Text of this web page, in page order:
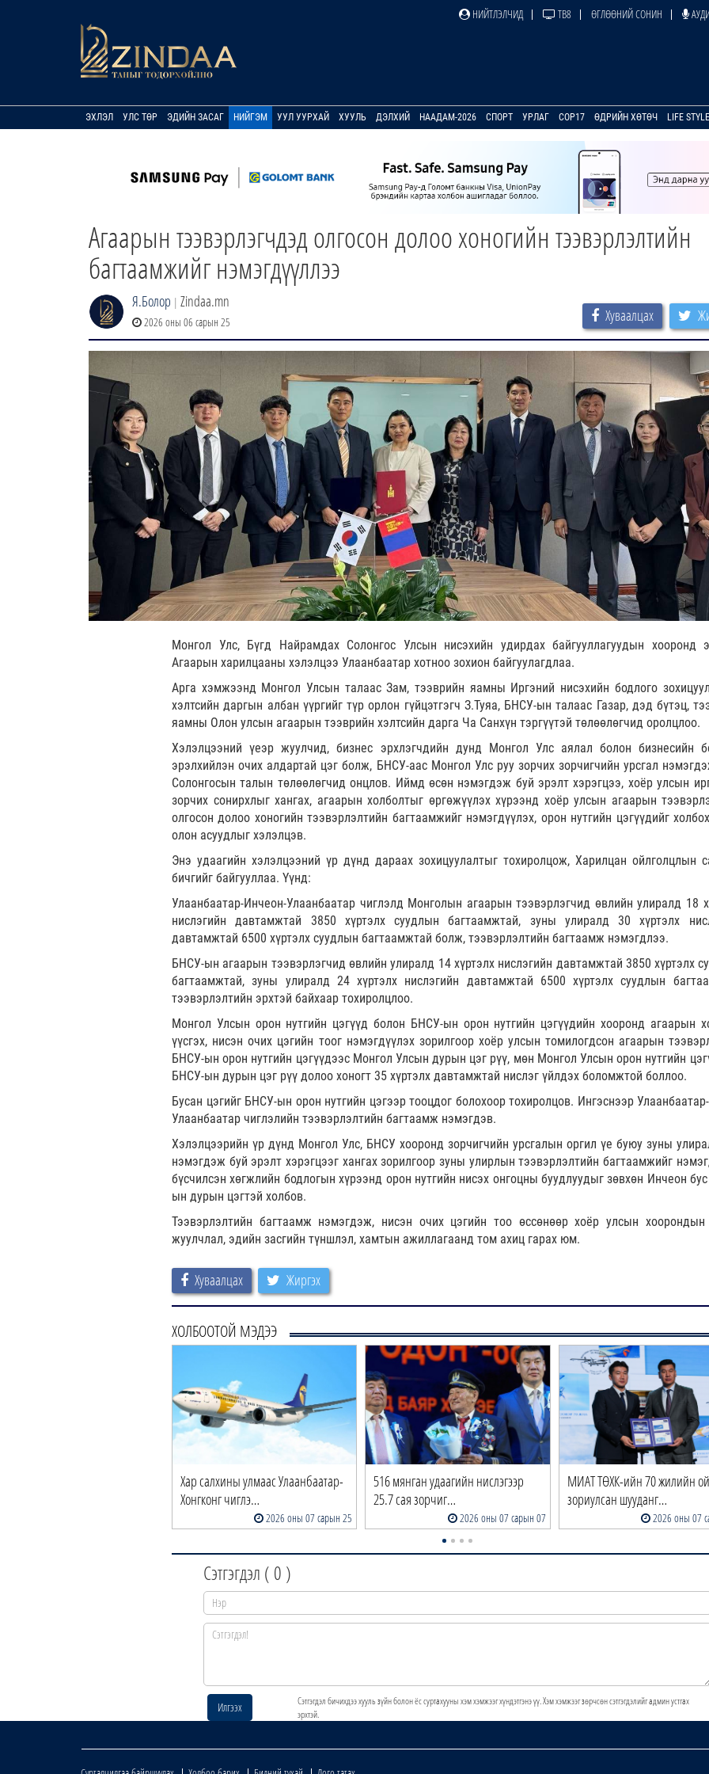
НИЙТЛЭЛЧИД ТВ8 ӨГЛӨӨНИЙ СОНИН
ЭХЛЭЛ УЛС ТӨР ЭДИЙН ЗАСАГ НИЙГЭМ УУЛ УУРХАЙ ХУУЛЬ ДЭЛХИЙ НААДАМ-2026 СПОРТ УРЛАГ COP17 ӨДРИЙН ХӨТӨЧ LIFE STYLE
Агаарын тээвэрлэгчдэд олгосон долоо хоногийн тээвэрлэлтийн
багтаамжийг нэмэгдүүллээ
Я.Болор | Zindaa.mn
2026 оны 06 сарын 25 Хуваалцах
Монгол Улс, Бүгд Найрамдах Солонгос Улсын нисэхийн удирдах байгууллагуудын хооронд
Агаарын харилцааны хэлэлцээ Улаанбаатар хотноо зохион байгуулагдлаа.
Арга хэмжээнд Монгол Улсын талаас Зам, тээврийн яамны Иргэний нисэхийн бодлого
хэлтсийн даргын албан үүргийг түр орлон гүйцэтгэгч З.Туяа, БНСУ-ын талаас Газар, дэд бүтэц,
яамны Олон улсын агаарын тээврийн хэлтсийн дарга Ча Санхүн тэргүүтэй төлөөлөгчид оролцлоо.
Хэлэлцээний үеэр жуулчид, бизнес эрхлэгчдийн дунд Монгол Улс аялал болон бизнесийн
эрэлхийлэн очих алдартай цэг болж, БНСУ-аас Монгол Улс руу зорчих зорчигчийн урсгал
Солонгосын талын төлөөлөгчид онцлов. Иймд өсөн нэмэгдэж буй эрэлт хэрэгцээ, хоёр улсын
зорчих сонирхлыг хангах, агаарын холболтыг өргөжүүлэх хүрээнд хоёр улсын агаарын
олгосон долоо хоногийн тээвэрлэлтийн багтаамжийг нэмэгдүүлэх, орон нутгийн цэгүүдийг
олон асуудлыг хэлэлцэв.
Энэ удаагийн хэлэлцээний үр дүнд дараах зохицуулалтыг тохиролцож, Харилцан ойлголцлын
бичгийг байгууллаа. Үүнд:
Улаанбаатар-Инчеон-Улаанбаатар чиглэлд Монголын агаарын тээвэрлэгчид өвлийн улиралд 18
нислэгийн давтамжтай 3850 хүртэлх суудлын багтаамжтай, зуны улиралд 30 хүртэлх
давтамжтай 6500 хүртэлх суудлын багтаамжтай болж, тээвэрлэлтийн багтаамж нэмэгдлээ.
БНСУ-ын агаарын тээвэрлэгчид өвлийн улиралд 14 хүртэлх нислэгийн давтамжтай 3850 хүртэлх
багтаамжтай, зуны улиралд 24 хүртэлх нислэгийн давтамжтай 6500 хүртэлх суудлын
тээвэрлэлтийн эрхтэй байхаар тохиролцлоо.
Монгол Улсын орон нутгийн цэгүүд болон БНСУ-ын орон нутгийн цэгүүдийн хооронд агаарын
үүсгэх, нисэн очих цэгийн тоог нэмэгдүүлэх зорилгоор хоёр улсын томилогдсон агаарын
БНСУ-ын орон нутгийн цэгүүдээс Монгол Улсын дурын цэг рүү, мөн Монгол Улсын орон нутгийн
БНСУ-ын дурын цэг рүү долоо хоногт 35 хүртэлх давтамжтай нислэг үйлдэх боломжтой боллоо.
Бусан цэгийг БНСУ-ын орон нутгийн цэгээр тооцдог болохоор тохиролцов. Ингэснээр
Улаанбаатар чиглэлийн тээвэрлэлтийн багтаамж нэмэгдэв.
Хэлэлцээрийн үр дүнд Монгол Улс, БНСУ хооронд зорчигчийн урсгалын оргил үе буюу зуны
нэмэгдэж буй эрэлт хэрэгцээг хангах зорилгоор зуны улирлын тээвэрлэлтийн багтаамжийг
бүсчилсэн хөгжлийн бодлогын хүрээнд орон нутгийн нисэх онгоцны буудлуудыг зөвхөн Инчеон
ын дурын цэгтэй холбов.
Тээвэрлэлтийн багтаамж нэмэгдэж, нисэн очих цэгийн тоо өссөнөөр хоёр улсын хоорондын
жуулчлал, эдийн засгийн түншлэл, хамтын ажиллагаанд том ахиц гарах юм.
Хуваалцах Жиргэх
ХОЛБООТОЙ МЭДЭЭ
Хар салхины улмаас Улаанбаатар-
Хонгконг чиглэ…
2026 оны 07 сарын 25
516 мянган удаагийн нислэгээр
25.7 сая зорчиг…
2026 оны 07 сарын 07
МИАТ ТӨХК-ийн 70 жилийн
зориулсан шууданг…
2026 оны 07
Сэтгэгдэл ( 0 )
Илгээх
Сэтгэгдэл бичихдээ хууль зүйн болон ёс суртахууны хэм хэмжээг хүндэтгэнэ үү. Хэм хэмжээг зөрчсөн сэтгэгдэлийг админ устгах
эрхтэй.